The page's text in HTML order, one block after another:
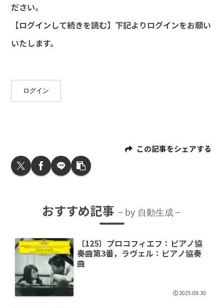
ださい。
【ログインして続きを読む】下記よりログインをお願い
いたします。
ログイン
この記事をシェアする
おすすめ記事 by 自動生成
〔125〕プロコフィエフ：ピアノ協
奏曲第3番，ラヴェル：ピアノ協奏
曲
2025.09.30